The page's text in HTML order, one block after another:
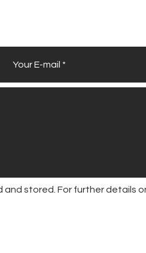
stored. For further details